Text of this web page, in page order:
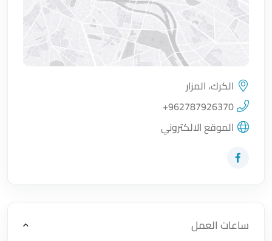
اضغط لتحميل الموقع
الكرك، المزار
+962787926370
الموقع الالكتروني
زيارة حساب المتجر على Facebook-f
ساعات العمل